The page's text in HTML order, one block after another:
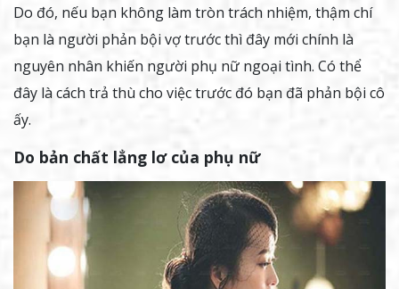
Do đó, nếu bạn không làm tròn trách nhiệm, thậm chí
bạn là người phản bội vợ trước thì đây mới chính là
nguyên nhân khiến người phụ nữ ngoại tình. Có thể
đây là cách trả thù cho việc trước đó bạn đã phản bội cô
ấy.
Do bản chất lẳng lơ của phụ nữ